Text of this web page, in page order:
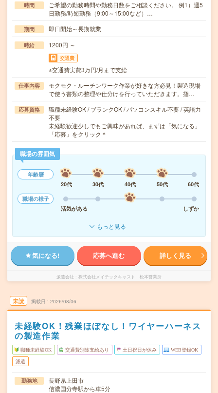
時間
ご希望の勤務時間や勤務日数をご相談ください。 例1）週5
日勤務/時短勤務（9:00～15:00など）…
期間 即日開始～長期就業
時給 1200円 ～
交通費
※交通費実費3万円/月まで支給
仕事内容
モクモク・ルーチンワーク作業が好きな方必見！製造現場
で使う書類の整理や仕分けを行っていただきます。指…
応募資格
職種未経験OK / ブランクOK / パソコンスキル不要 / 英語力
不要
未経験歓迎少しでもご興味があれば、まずは「気になる」
「応募」をクリック＊
職場の雰囲気
年齢層
20代
30代 40代 50代
60代
職場の様子
活気がある
しずか
もっと見る
気になる! 応募へ進む 詳しく見る
派遣会社 株式会社メイテックキャスト 松本営業所
未読 掲載日 2026/08/06
未経験OK！残業ほぼなし！ワイヤーハーネス
の製造作業
職種未経験OK 交通費別途支給あり 土日祝日が休み WEB登録OK
派遣
勤務地
長野県上田市
信濃国分寺駅から車5分